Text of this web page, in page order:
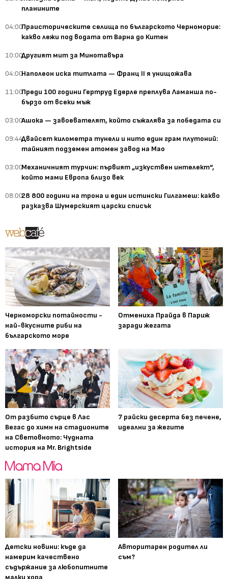
планините
04:00Праисторическите селища по българското Черноморие:
какво лежи под водата от Варна до Китен
10:00Другият мит за Минотавъра
04:00Наполеон иска титлата — Франц II я унищожава
11:00Преди 100 години Гертруд Едерле преплува Ламанша по-
бързо от всеки мъж
03:00Ашока — завоевателят, който съжалява за победата си
09:44Двайсет километра тунели и нито един грам плутоний:
тайният подземен атомен завод на Мао
03:00Механичният турчин: първият „изкуствен интелект“,
който мами Европа близо век
08:0028 800 години на трона и един истински Гилгамеш: какво
разказва Шумерският царски списък
Черноморски потайности -
най-вкусните риби на
българското море
Отмениха Прайда в Париж
заради жегата
От разбито сърце в Лас
Вегас до химн на стадионите
на Световното: Чудната
история на Mr. Brightside
7 райски десерта без печене,
идеални за жегите
Детски новини: къде да
намерим качествено
съдържание за любопитните
малки хора
Авторитарен родител ли
съм?